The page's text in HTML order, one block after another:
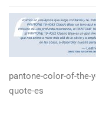
pantone-color-of-the-
quote-es